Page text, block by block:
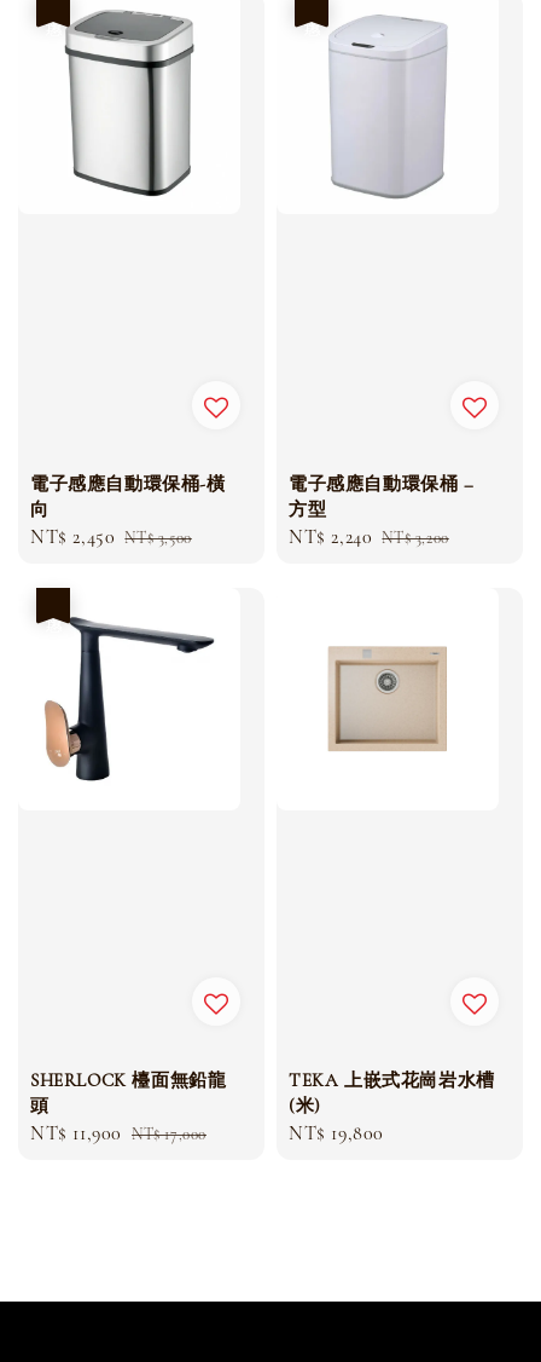
電子感應自動環保桶-橫
向
Sale
NT$ 2,450 Regular
NT$ 3,500
電子感應自動環保桶 –
方型
Sale
NT$ 2,240 Regular
NT$ 3,200
SHERLOCK 檯面無鉛龍
頭
Sale
NT$ 11,900 Regular
NT$ 17,000
TEKA 上嵌式花崗岩水槽
(米)
Regular
NT$ 19,800